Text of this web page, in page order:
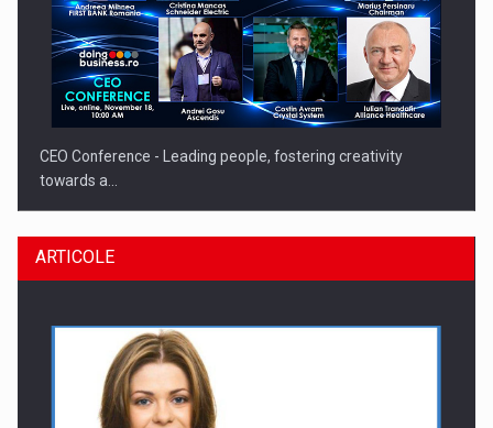
CEO Conference - Leading people, fostering creativity
towards a…
ARTICOLE